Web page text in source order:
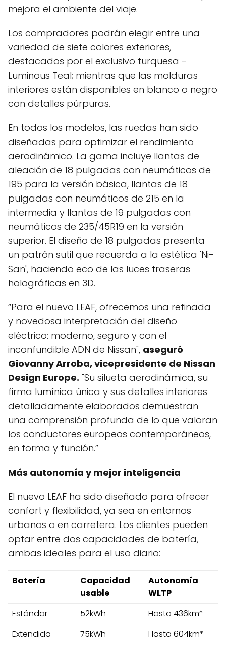
mejora el ambiente del viaje.
Los compradores podrán elegir entre una
variedad de siete colores exteriores,
destacados por el exclusivo turquesa -
Luminous Teal; mientras que las molduras
interiores están disponibles en blanco o negro
con detalles púrpuras.
En todos los modelos, las ruedas han sido
diseñadas para optimizar el rendimiento
aerodinámico. La gama incluye llantas de
aleación de 18 pulgadas con neumáticos de
195 para la versión básica, llantas de 18
pulgadas con neumáticos de 215 en la
intermedia y llantas de 19 pulgadas con
neumáticos de 235/45R19 en la versión
superior. El diseño de 18 pulgadas presenta
un patrón sutil que recuerda a la estética 'Ni-
San', haciendo eco de las luces traseras
holográficas en 3D.
“Para el nuevo LEAF, ofrecemos una refinada
y novedosa interpretación del diseño
eléctrico: moderno, seguro y con el
inconfundible ADN de Nissan", aseguró
Giovanny Arroba, vicepresidente de Nissan
Design Europe. "Su silueta aerodinámica, su
firma lumínica única y sus detalles interiores
detalladamente elaborados demuestran
una comprensión profunda de lo que valoran
los conductores europeos contemporáneos,
en forma y función.”
Más autonomía y mejor inteligencia
El nuevo LEAF ha sido diseñado para ofrecer
confort y flexibilidad, ya sea en entornos
urbanos o en carretera. Los clientes pueden
optar entre dos capacidades de batería,
ambas ideales para el uso diario:
Batería
Capacidad
usable
Autonomía
WLTP
Estándar
52kWh
Hasta 436km*
Extendida
75kWh Hasta 604km*